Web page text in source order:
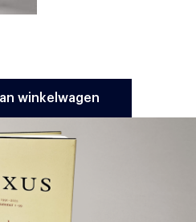
winkelwagen